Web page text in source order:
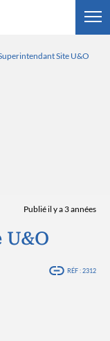
Site U&O
Publié il y a 3 années
RÉF : 2312